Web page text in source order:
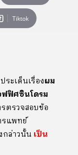
Tiktok
ะเด็นเรื่องผม
ฟฟิศซินโดรม
ตรวจสอบข้อ
รแพทย์
กล่าวนั้น เป็น